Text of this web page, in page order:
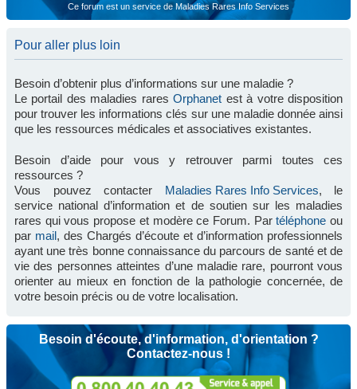
Ce forum est un service de Maladies Rares Info Services
Pour aller plus loin
Besoin d’obtenir plus d’informations sur une maladie ?
Le portail des maladies raresOrphanet est à votre disposition
pour trouver les informations clés sur une maladie donnée ainsi
que les ressources médicales et associatives existantes.
Besoin d’aide pour vous y retrouver parmi toutes ces
ressources ?
Vous pouvez contacter Maladies Rares Info Services, le
service national d’information et de soutien sur les maladies
rares qui vous propose et modère ce Forum. Partéléphone ou
par mail, des Chargés d’écoute et d’information professionnels
ayant une très bonne connaissance du parcours de santé et de
vie des personnes atteintes d’une maladie rare, pourront vous
orienter au mieux en fonction de la pathologie concernée, de
votre besoin précis ou de votre localisation.
Besoin d'écoute, d'information, d'orientation ?
Contactez-nous !